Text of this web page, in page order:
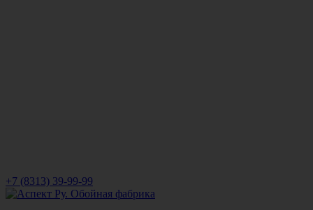
+7 (8313) 39-99-99